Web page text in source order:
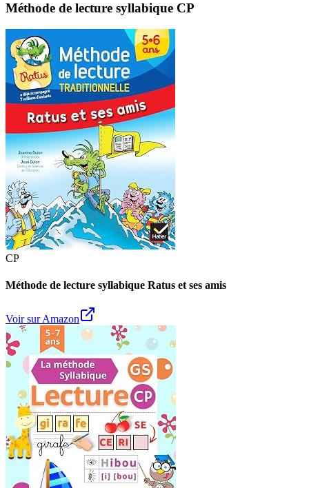
Méthode de lecture syllabique CP
CP
Méthode de lecture syllabique Ratus et ses amis
Voir sur Amazon